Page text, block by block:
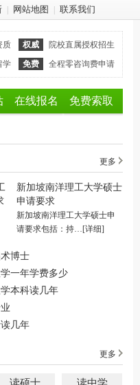
网站地图 联系我们
质 权威
院校直属授权招生
学 免费 全程零咨询费申请
在线报名 免费索取
更多
新加坡南洋理工大学硕士
申请要求
新加坡南洋理工大学硕士申
请要求包括：持…[详细]
博士
一年学费多少
本科读几年
几年
更多